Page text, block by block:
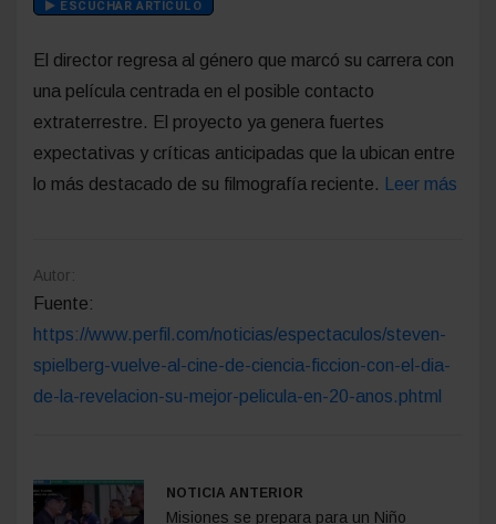
ESCUCHAR ARTÍCULO
El director regresa al género que marcó su carrera con
una película centrada en el posible contacto
extraterrestre. El proyecto ya genera fuertes
expectativas y críticas anticipadas que la ubican entre
lo más destacado de su filmografía reciente.
Leer más
Autor:
Fuente:
https://www.perfil.com/noticias/espectaculos/steven-
spielberg-vuelve-al-cine-de-ciencia-ficcion-con-el-dia-
de-la-revelacion-su-mejor-pelicula-en-20-anos.phtml
NOTICIA ANTERIOR
Misiones se prepara para un Niño